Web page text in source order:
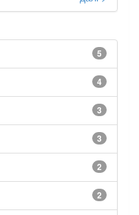
5
4
3
3
2
2